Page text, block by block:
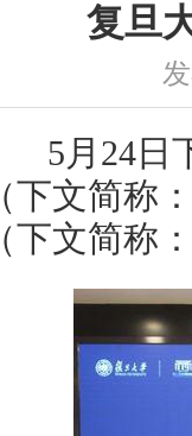
复旦
5月24日下
（下文简称
（下文简称